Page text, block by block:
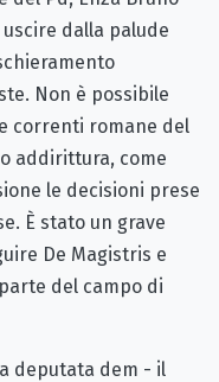
uscire dalla palude
Non è possibile
correnti romane del
addirittura, come
le decisioni prese
È stato un grave
De Magistris e
del campo di
deputata dem - il